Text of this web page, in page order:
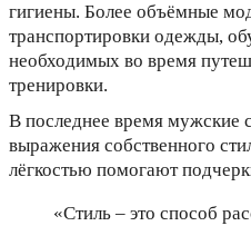
гигиены. Более объёмные
транспортировки одежды,
необходимых во время
тренировки.
В последнее время мужские
выражения собственного
лёгкостью помогают
«Стиль – это способ